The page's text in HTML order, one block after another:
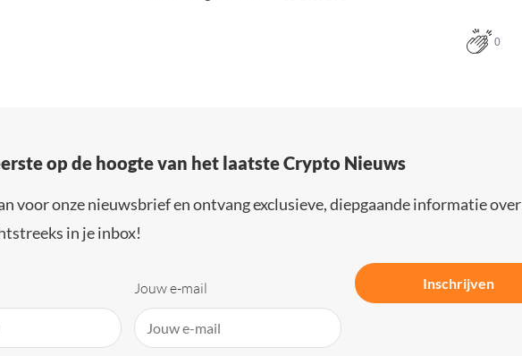
0
op de hoogte van het laatste Crypto Nieuws
voor onze nieuwsbrief en ontvang exclusieve, diepgaande informatie over
in je inbox!
Jouw e-mail Inschrijven